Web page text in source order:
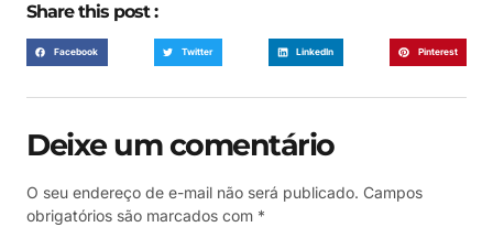
Share this post :
Facebook Twitter LinkedIn Pinterest
Deixe um comentário
O seu endereço de e-mail não será publicado. Campos
obrigatórios são marcados com *